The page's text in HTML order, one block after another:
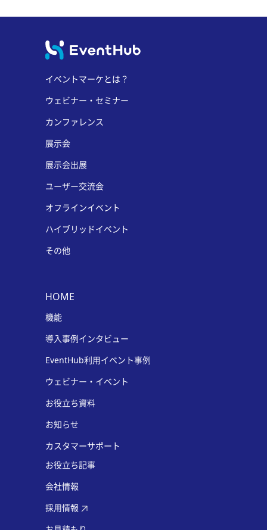
イベントマーケとは？
ウェビナー・セミナー
カンファレンス
展示会
展示会出展
ユーザー交流会
オフラインイベント
ハイブリッドイベント
その他
HOME
機能
導入事例インタビュー
EventHub利用イベント事例
ウェビナー・イベント
お役立ち資料
お知らせ
カスタマーサポート
お役立ち記事
会社情報
採用情報